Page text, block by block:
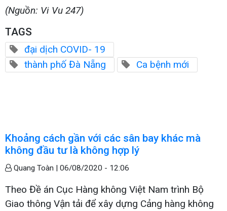
(Nguồn: Vi Vu 247)
TAGS
đại dịch COVID- 19
thành phố Đà Nẵng
Ca bệnh mới
Khoảng cách gần với các sân bay khác mà
không đầu tư là không hợp lý
Quang Toàn | 06/08/2020 - 12:06
Theo Đề án Cục Hàng không Việt Nam trình Bộ
Giao thông Vận tải để xây dựng Cảng hàng không